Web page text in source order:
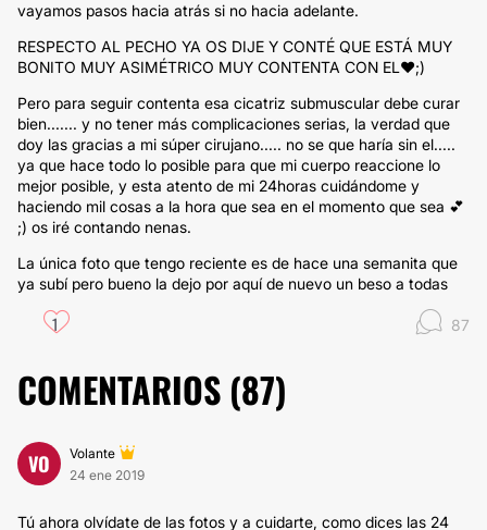
vayamos pasos hacia atrás si no hacia adelante.
RESPECTO AL PECHO YA OS DIJE Y CONTÉ QUE ESTÁ MUY
BONITO MUY ASIMÉTRICO MUY CONTENTA CON EL♥️;)
Pero para seguir contenta esa cicatriz submuscular debe curar
bien....... y no tener más complicaciones serias, la verdad que
doy las gracias a mi súper cirujano..... no se que haría sin el.....
ya que hace todo lo posible para que mi cuerpo reaccione lo
mejor posible, y esta atento de mi 24horas cuidándome y
haciendo mil cosas a la hora que sea en el momento que sea 💕
;) os iré contando nenas.
La única foto que tengo reciente es de hace una semanita que
ya subí pero bueno la dejo por aquí de nuevo un beso a todas
1 87
COMENTARIOS (87)
VO
Volante
24 ene 2019
Tú ahora olvídate de las fotos y a cuidarte, como dices las 24